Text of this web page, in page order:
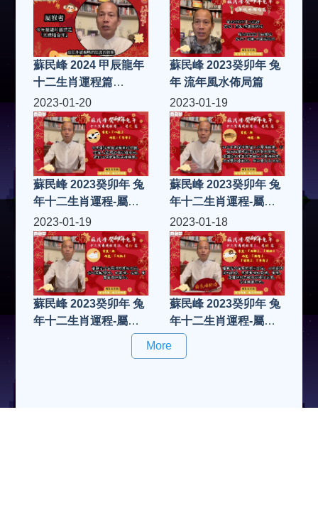
蘇民峰 2024 甲辰龍年
十二生肖運程篇
「猴、雞、狗、豬」
蘇民峰 2023癸卯年 兔
年 流年風水佈局篇
2023-01-20
蘇民峰 2023癸卯年 兔
年十二生肖運程-屬
牛、屬虎運程
2023-01-19
蘇民峰 2023癸卯年 兔
年十二生肖運程-屬
豬、屬鼠運程
2023-01-19
蘇民峰 2023癸卯年 兔
年十二生肖運程-屬
2023-01-18
蘇民峰 2023癸卯年 兔
年十二生肖運程-屬
羊、屬猴運程
More